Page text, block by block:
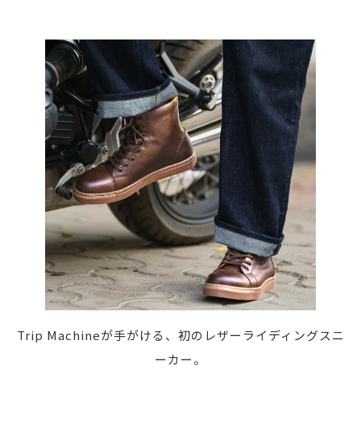
Trip Machineが手がける、初のレザーライディングスニ
ーカー。